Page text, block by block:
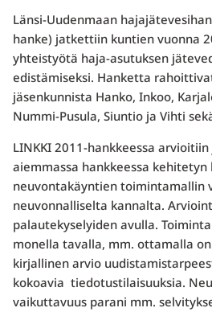
Länsi-Uudenmaan
hanke) jatkettiin kuntien vuonna
yhteistyötä haja-asutuksen
edistämiseksi. Hanketta
jäsenkunnista Hanko, Inkoo,
Nummi-Pusula, Siuntio ja Vihti
LINKKI 2011-hankkeessa
aiemmassa hankkeessa
neuvontakäyntien toimintamallin
neuvonnalliselta kannalta.
palautekyselyiden avulla.
monella tavalla, mm. ottamalla
kirjallinen arvio
kokoavia tiedotustilaisuuksia.
vaikuttavuus parani mm.